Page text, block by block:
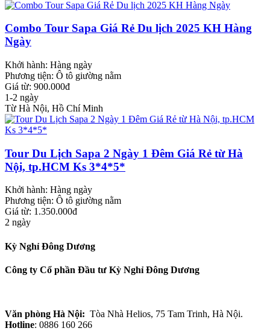
Combo Tour Sapa Giá Rẻ Du lịch 2025 KH Hàng
Ngày
Khởi hành: Hàng ngày
Phương tiện: Ô tô giường nằm
Giá từ: 900.000đ
1-2 ngày
Từ Hà Nội, Hồ Chí Minh
Tour Du Lịch Sapa 2 Ngày 1 Đêm Giá Rẻ từ Hà
Nội, tp.HCM Ks 3*4*5*
Khởi hành: Hàng ngày
Phương tiện: Ô tô giường nằm
Giá từ: 1.350.000đ
2 ngày
Kỳ Nghỉ Đông Dương
Công ty Cổ phần Đầu tư Kỳ Nghỉ Đông Dương
Văn phòng Hà Nội: Tòa Nhà Helios, 75 Tam Trinh, Hà Nội.
Hotline: 0886 160 266